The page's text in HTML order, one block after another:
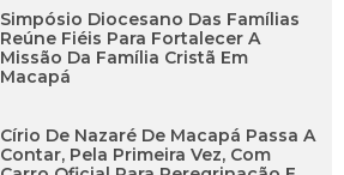
Simpósio Diocesano Das Famílias
Reúne Fiéis Para Fortalecer A
Missão Da Família Cristã Em
Macapá
Círio De Nazaré De Macapá Passa A
Contar, Pela Primeira Vez, Com